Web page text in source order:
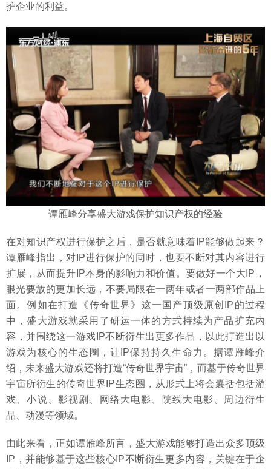
护企业的利益。
谭雁峰分享盛大游戏保护知识产权的经验
在对知识产权进行保护之后，是否就意味着IP能够做起来？
谭雁峰指出，对IP进行保护的同时，也要不断对其内容进行
扩展，从而提升IP本身的影响力和价值。要做好一个大IP，
眼光要放的更加长远，不要局限在一两年或者一两部作品上
面。例如在打造《传奇世界》这一国产顶级原创IP的过程
中，盛大游戏就采用了研运一体的方式持续为产品扩充内
容，并围绕这一游戏IP不断衍生出更多作品，以此打造出以
游戏为核心的生态圈，让IP保持持久生命力。据谭雁峰介
绍，未来盛大游戏还将打造“传奇世界宇宙”，而基于传奇世界
宇宙所衍生的传奇世界IP生态圈，从形式上将会囊括包括游
戏、小说、影视剧、网络大电影、院线大电影、周边衍生
品、动漫等领域。
由此来看，正如谭雁峰所言，盛大游戏能够打造出众多顶级
IP，并能够基于这些核心IP不断衍生更多内容，关键在于企